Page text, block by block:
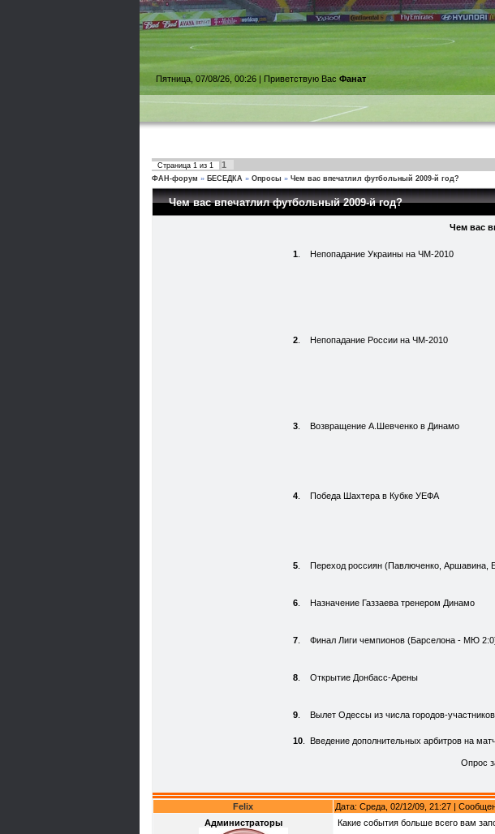
Пятница, 07/08/26, 00:26 | Приветствую Вас Фанат
Страница 1 из 1 1
ФАН-форум » БЕСЕДКА » Опросы » Чем вас впечатлил футбольный 2009-й год?
Чем вас впечатлил футбольный 2009-й год?
Чем вас
1 Непопадание Украины на ЧМ-2010
2 Непопадание России на ЧМ-2010
3 Возвращение А.Шевченко в Динамо
4 Победа Шахтера в Кубке УЕФА
5 Переход россиян (Павлюченко, Аршавина,
6 Назначение Газзаева тренером Динамо
7 Финал Лиги чемпионов (Барселона - МЮ
8 Открытие Донбасс-Арены
9 Вылет Одессы из числа городов-
10 Введение дополнительных арбитров на
Опрос
Felix Дата: Среда, 02/12/09, 21:27 |
Администраторы
Какие события больше всего вам